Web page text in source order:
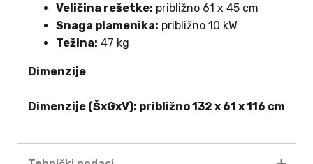
Veličina rešetke: približno 61 x 45 cm
Snaga plamenika: približno 10 kW
Težina: 47 kg
Dimenzije
Dimenzije (ŠxGxV): približno 132 x 61 x 116 cm